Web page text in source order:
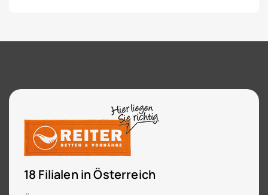
18 Filialen in Österreich